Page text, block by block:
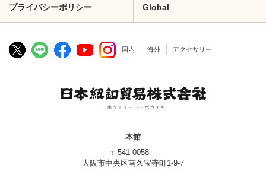
プライバシーポリシー Global
国内 海外 アクセサリー
本館
〒541-0058
大阪市中央区南久宝寺町1-9-7